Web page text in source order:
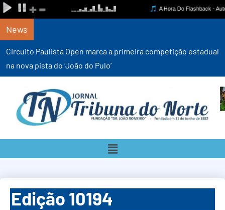
News
Circuito Paulista Open marca a primeira competição estadual
na nova pista do ‘João do Pulo’
Edição 10194